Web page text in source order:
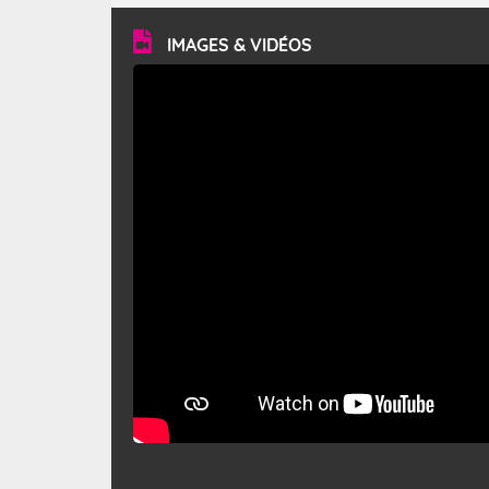
vitesse moyenne de 50 km/h et atteindre 80 à 100 km/h
en rafales, parfois davantage. Il parcourt la basse vallée
du Rhône et la Provence et envahit le littoral
méditerranéen à partir de la Camargue.
IMAGES & VIDÉOS